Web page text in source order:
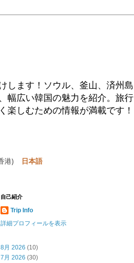
します！ソウル、釜山、済州島
幅広い韓国の魅力を紹介。旅行
楽しむための情報が満載です！
港) 日本語
自己紹介
Trip Info
詳細プロフィールを表示
8月 2026 (10)
7月 2026 (30)